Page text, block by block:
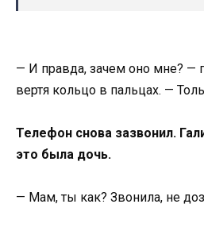
— И правда, зачем оно мне? —
вертя кольцо в пальцах. —
Телефон снова зазвонил.
это была дочь.
— Мам, ты как? Звонила, не